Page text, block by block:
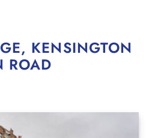
KENSINGTON
ROAD